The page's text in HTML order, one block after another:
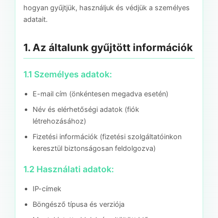
hogyan gyűjtjük, használjuk és védjük a személyes
adatait.
1. Az általunk gyűjtött információk
1.1 Személyes adatok:
E-mail cím (önkéntesen megadva esetén)
Név és elérhetőségi adatok (fiók
létrehozásához)
Fizetési információk (fizetési szolgáltatóinkon
keresztül biztonságosan feldolgozva)
1.2 Használati adatok:
IP-címek
Böngésző típusa és verziója